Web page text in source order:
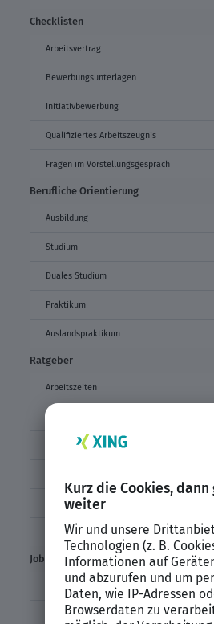
Checklisten
Arbeitsvertrag
Bewerbungsunterlagen
Initiativbewerbung
Qualifiziertes Arbeitszeugnis
Fragen im Vorstellungsgespräch
Berufliche Orientierung
Ausbildung
Studium
Duales Studium
Praktikum
Auslandspraktikum
Ratgeber
Arbeitszeiten
Formulierungen im Arbeitszeugnis
Unbefristeter Arbeitsvertrag
Der XING Bewerbungsratgeber
Job & Karriere
Arbeitsvertrag
Codes im Arbeitszeugnis